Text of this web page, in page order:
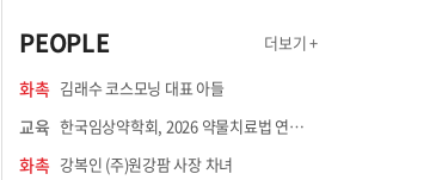
PEOPLE 더보기 +
화촉 김래수 코스모닝 대표 아들
교육 한국임상약학회, 2026 약물치료법 연수강좌 8월 21일 개최
화촉 강복인 (주)원강팜 사장 차녀